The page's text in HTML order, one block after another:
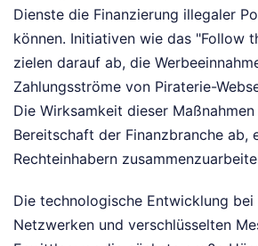
Dienste die Finanzierung illegaler
können. Initiativen wie das "Follow
zielen darauf ab, die
Zahlungsströme von Piraterie-
Die Wirksamkeit dieser
Bereitschaft der Finanzbranche ab,
Rechteinhabern
Die technologische Entwicklung
Netzwerken und verschlüsselten